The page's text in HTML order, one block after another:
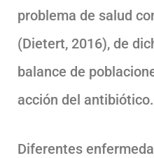
problema de salud
(Dietert, 2016), de
balance de
acción del antibiótico.
Diferentes